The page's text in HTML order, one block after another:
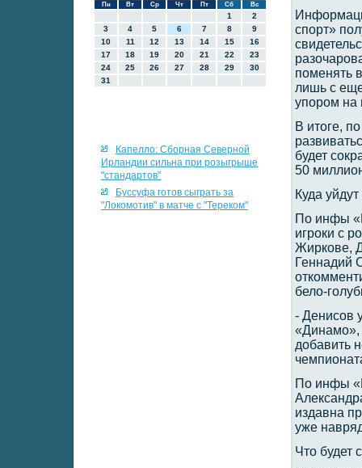
Пн Вт Ср Чт Пт Сб Вс
1
2
3
4 5 6 7 8
9
10
11 12 13 14 15
16
17
18 19 20 21 22
23
24
25 26 27 28 29
30
31
Капелло: Сборная Северной
Ирландии сильна при розыгрыше
"стандартов"
Буссуфа готов сыграть за
"Локомотив" в матче с "Тереком"
спорт»
поменять
лишь с
упором на
В итоге,
будет
50
Куда
По инфы
игроки с
Жиркове,
Геннадий
бело-
- Денисов
«Динамо»,
добавить
По инфы
издавна
уже
Что будет